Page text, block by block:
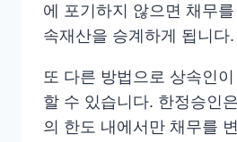
에 포기하지 않으면 채무
속재산을 승계하게 됩니다.
또 다른 방법으로 상속인
할 수 있습니다. 한정승인
의 한도 내에서만 채무를